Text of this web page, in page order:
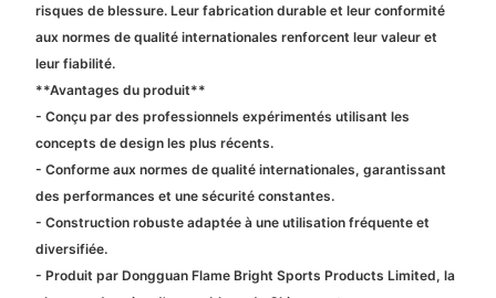
risques de blessure. Leur fabrication durable et leur conformité
aux normes de qualité internationales renforcent leur valeur et
leur fiabilité.
**Avantages du produit**
- Conçu par des professionnels expérimentés utilisant les
concepts de design les plus récents.
- Conforme aux normes de qualité internationales, garantissant
des performances et une sécurité constantes.
- Construction robuste adaptée à une utilisation fréquente et
diversifiée.
- Produit par Dongguan Flame Bright Sports Products Limited, la